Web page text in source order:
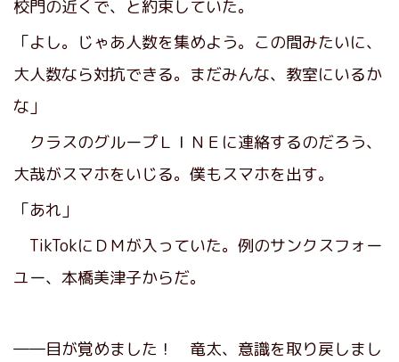
校門の近くで、と約束していた。
「よし。じゃあ人数を集めよう。この間みたいに、
大人数なら対抗できる。まだみんな、教室にいるか
な」
クラスのグループＬＩＮＥに連絡するのだろう、
大哉がスマホをいじる。僕もスマホを出す。
「あれ」
TikTokにＤＭが入っていた。例のサンクスフォー
ユー、本橋美津子からだ。
――目が覚めました！ 竜太、意識を取り戻しまし